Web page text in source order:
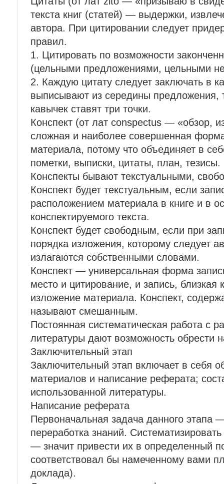
текста книг (статей) — выдержки,
автора. При цитировании следует
правил.
1. Цитировать по возможности
(цельными предложениями, цельными
2. Каждую цитату следует заключать в
выписывают из середины предложения,
кавычек ставят три точки.
Конспект (от лат conspectus — «обзор,
сложная и наиболее совершенная
материала, потому что объединяет в
пометки, выписки, цитаты, план, тезисы.
Конспекты бывают текстуальными,
Конспект будет текстуальным, если
расположением материала в книге и в
конспектируемого текста.
Конспект будет свободным, если при
порядка изложения, которому следует
излагаются собственными словами.
Конспект — универсальная форма
место и цитирование, и запись, близкая
изложение материала. Конспект,
называют смешанным.
Постоянная систематическая работа с
литературы дают возможность обрести
Заключительный этап
Заключительный этап включает в себя
материалов и написание реферата;
использованной литературы.
Написание реферата
Первоначальная задача данного этапа
переработка знаний.
— значит привести их в определенный
соответствовал бы намеченному вами
доклада).